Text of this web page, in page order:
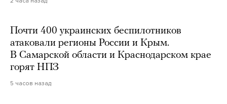
Почти 400 украинских беспилотников
атаковали регионы России и Крым.
В Самарской области и Краснодарском крае
горят НПЗ
5 часов назад